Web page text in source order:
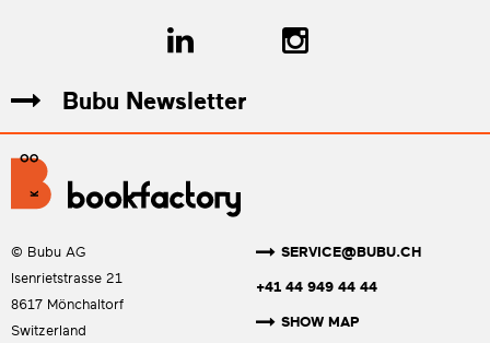
Bubu Newsletter
© Bubu AG
Isenrietstrasse 21
8617 Mönchaltorf
Switzerland
SERVICE@BUBU.CH
+41 44 949 44 44
SHOW MAP